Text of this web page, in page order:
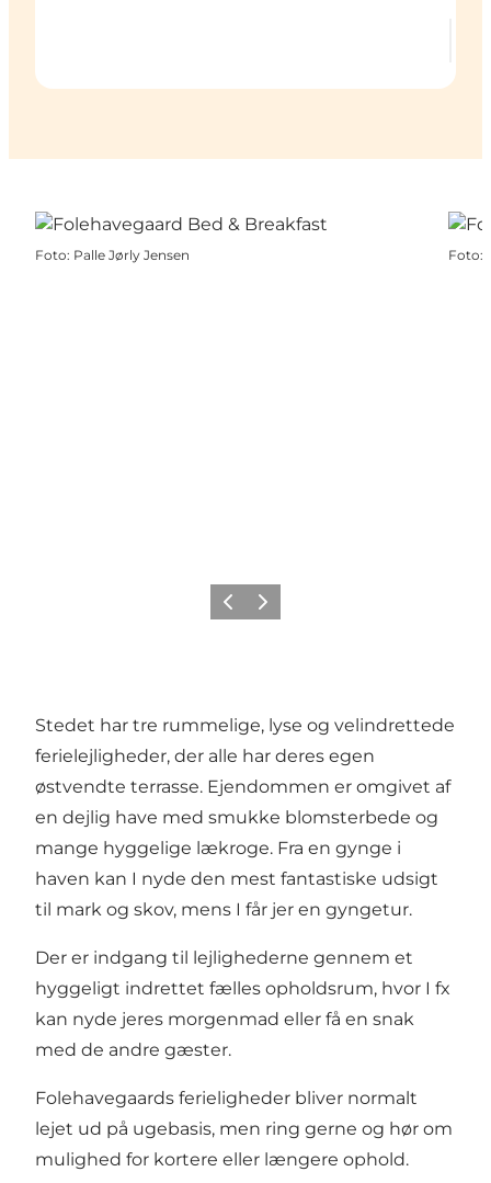
Foto: Palle Jørly Jensen Foto:
ForrigeNæste
Stedet har tre rummelige, lyse og velindrettede
ferielejligheder, der alle har deres egen
østvendte terrasse. Ejendommen er omgivet af
en dejlig have med smukke blomsterbede og
mange hyggelige lækroge. Fra en gynge i
haven kan I nyde den mest fantastiske udsigt
til mark og skov, mens I får jer en gyngetur.
Der er indgang til lejlighederne gennem et
hyggeligt indrettet fælles opholdsrum, hvor I fx
kan nyde jeres morgenmad eller få en snak
med de andre gæster.
Folehavegaards ferieligheder bliver normalt
lejet ud på ugebasis, men ring gerne og hør om
mulighed for kortere eller længere ophold.